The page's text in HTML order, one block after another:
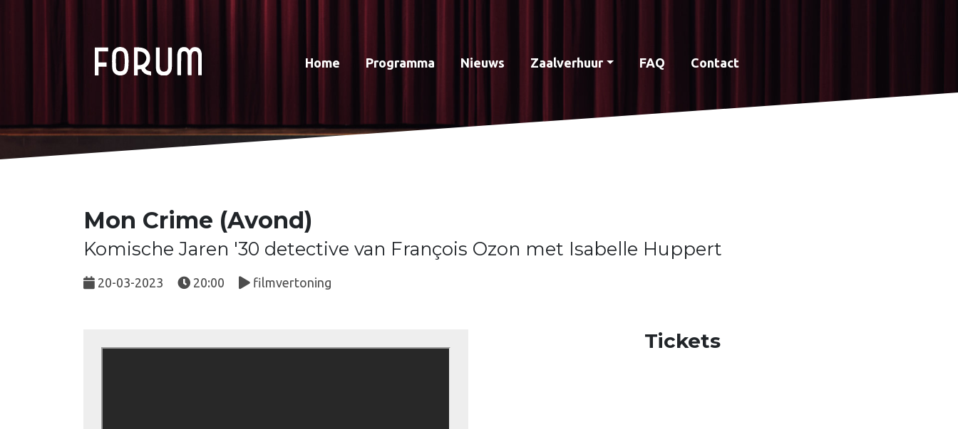
Home Programma Nieuws Zaalverhuur FAQ Contact
Mon Crime (Avond)
Komische Jaren '30 detective van François Ozon met Isabelle Huppert
20-03-2023 20:00 filmvertoning
Tickets